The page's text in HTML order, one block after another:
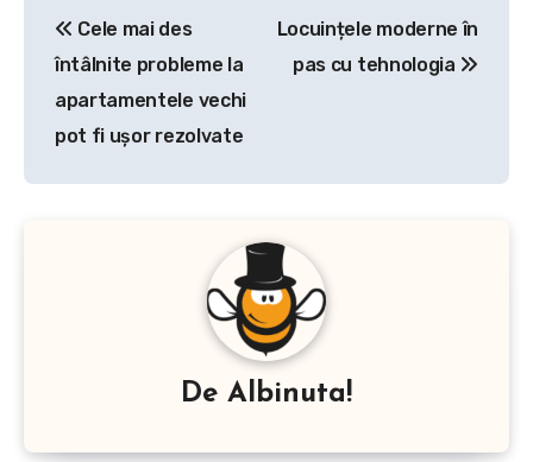
în
articole
Cele mai des
întâlnite probleme la
apartamentele vechi
pot fi ușor rezolvate
Locuințele moderne în
pas cu tehnologia
De Albinuta!